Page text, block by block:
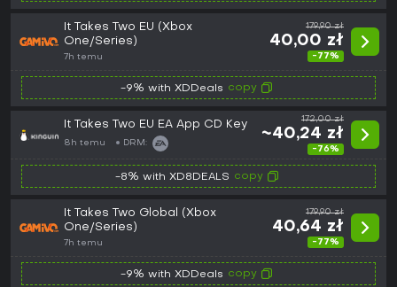
It Takes Two EU (Xbox
One/Series)
7h temu
179,90 zł
40,00 zł
-77%
-9% with XDDeals copy
It Takes Two EU EA App CD Key
8h temu DRM:
172,00 zł
~40,24 zł
-76%
-8% with XD8DEALS copy
It Takes Two Global (Xbox
One/Series)
7h temu
179,90 zł
40,64 zł
-77%
-9% with XDDeals copy